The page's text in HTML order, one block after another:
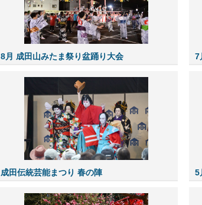
8月 成田山みたま祭り盆踊り大会 7
成田伝統芸能まつり 春の陣 5